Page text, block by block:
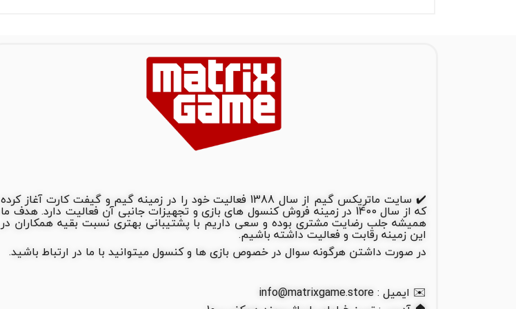
✔️ سایت ماتریکس گیم از سال 1388 فعالیت خود را در زمینه گیم و گیفت کارت آغاز کرده
که از سال 1400 در زمینه فروش کنسول های بازی و تجهیزات جانبی آن فعالیت دارد. هدف ما
همیشه جلب رضایت مشتری بوده و سعی داریم با پشتیبانی بهتری نسبت بقیه همکاران در
این زمینه رقابت و فعالیت داشته باشیم.
در صورت داشتن هرگونه سوال در خصوص بازی ها و کنسول میتوانید با ما در ارتباط باشید.
✉️ ایمیل : info@matrixgame.store